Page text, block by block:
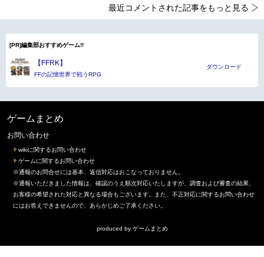
最近コメントされた記事をもっと見る
[PR]編集部おすすめゲーム!!
【FFRK】
FFの記憶世界で戦うRPG
ダウンロード
ゲームまとめ
お問い合わせ
wikiに関するお問い合わせ
ゲームに関するお問い合わせ
※通報のお問合せには基本、返信対応はおこなっておりません。
※通報いただきました情報は、確認のうえ順次対応いたしますが、調査および審査の結果、
お客様の希望された対応と異なる場合もございます。また、不正対応に関するお問い合わせ
にはお答えできませんので、あらかじめご了承ください。
produced by ゲームまとめ